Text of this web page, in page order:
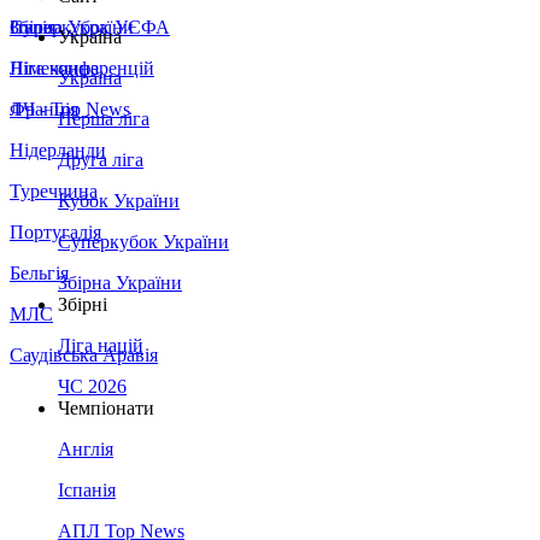
Збірна України
Італія
Німеччина
Франція
Нідерланди
Туреччина
Португалія
Бельгія
МЛС
Саудівська Аравія
Суперкубок УЄФА
Ліга конференцій
ЛЧ - Top News
Україна
Україна
Перша ліга
Друга ліга
Кубок України
Суперкубок України
Збірна України
Збірні
Ліга націй
ЧС 2026
Чемпіонати
Англія
Іспанія
АПЛ Top News